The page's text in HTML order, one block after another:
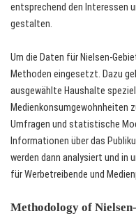
entsprechend den Interessen
gestalten.
Um die Daten für Nielsen-
Methoden eingesetzt. Dazu
ausgewählte Haushalte
Medienkonsumgewohnheiten
Umfragen und statistische
Informationen über das
werden dann analysiert und in
für Werbetreibende und
Methodology of